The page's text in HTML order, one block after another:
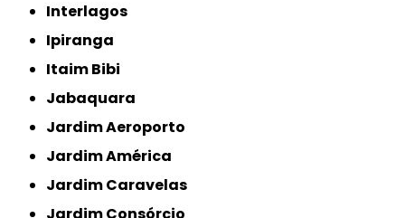
Interlagos
Ipiranga
Itaim Bibi
Jabaquara
Jardim Aeroporto
Jardim América
Jardim Caravelas